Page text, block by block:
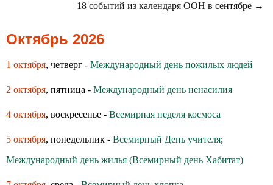
18 событий из календаря ООН в сентябре →
Октябрь 2026
1 октября, четверг - Международный день пожилых людей
2 октября, пятница - Международный день ненасилия
4 октября, воскресенье - Всемирная неделя космоса
5 октября, понедельник - Всемирный День учителя;
Международный день жилья (Всемирный день Хабитат)